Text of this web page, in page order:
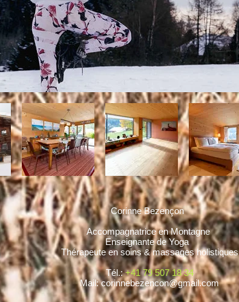
Corinne Bezençon
Accompagnatrice en Montagne
Enseignante de Yoga
Thérapeute en soins & massages holistiques
Tél.:+41 79 507 18 34
Mail:corinnebezencon@gmail.com